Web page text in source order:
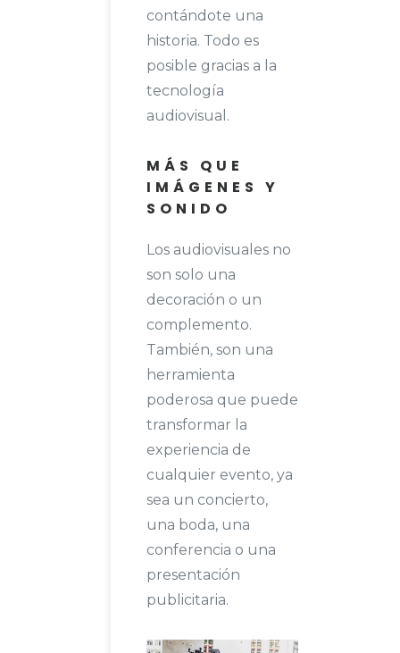
contándote una
historia. Todo es
posible gracias a la
tecnología
audiovisual.
MÁS QUE
IMÁGENES Y
SONIDO
Los audiovisuales no
son solo una
decoración o un
complemento.
También, son una
herramienta
poderosa que puede
transformar la
experiencia de
cualquier evento, ya
sea un concierto,
una boda, una
conferencia o una
presentación
publicitaria.